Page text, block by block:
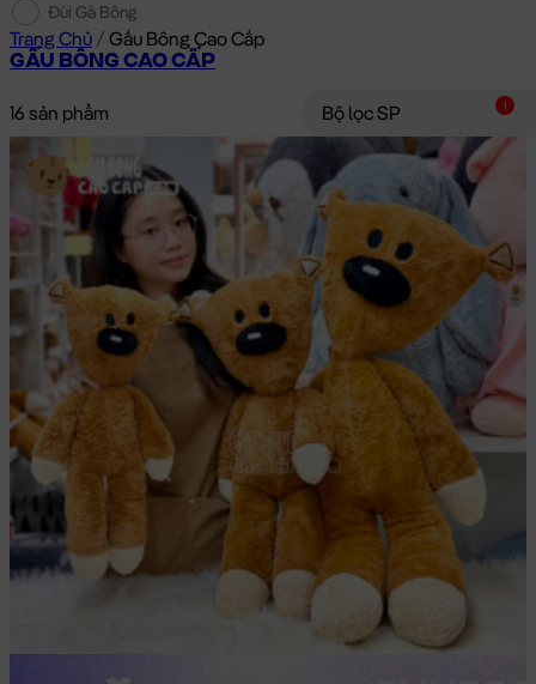
Đùi Gà Bông
Trang Chủ / Gấu Bông Cao Cấp
GẤU BÔNG CAO CẤP
16 sản phẩm Bộ lọc SP 1